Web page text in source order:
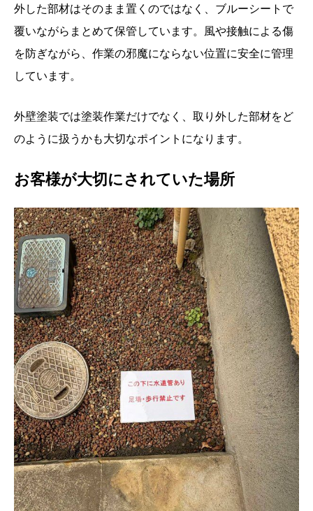
外した部材はそのまま置くのではなく、ブルーシートで
覆いながらまとめて保管しています。風や接触による傷
を防ぎながら、作業の邪魔にならない位置に安全に管理
しています。
外壁塗装では塗装作業だけでなく、取り外した部材をど
のように扱うかも大切なポイントになります。
お客様が大切にされていた場所